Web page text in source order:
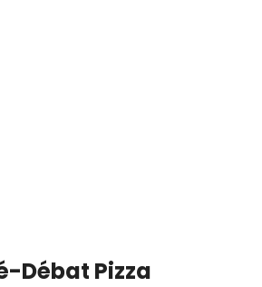
Débat Pizza